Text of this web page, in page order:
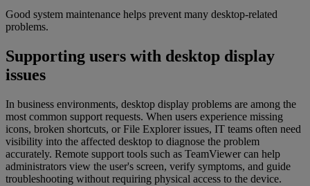
Good system maintenance helps prevent many desktop-related
problems.
Supporting users with desktop display
issues
In business environments, desktop display problems are among the
most common support requests. When users experience missing
icons, broken shortcuts, or File Explorer issues, IT teams often need
visibility into the affected desktop to diagnose the problem
accurately. Remote support tools such as TeamViewer can help
administrators view the user's screen, verify symptoms, and guide
troubleshooting without requiring physical access to the device.